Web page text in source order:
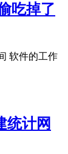
吃掉了
软件的工作
统计网